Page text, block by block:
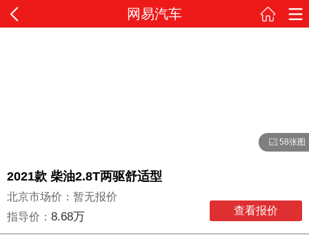
网易汽车
58张图
2021款 柴油2.8T两驱舒适型
北京市场价：暂无报价
指导价： 8.68万 查看报价